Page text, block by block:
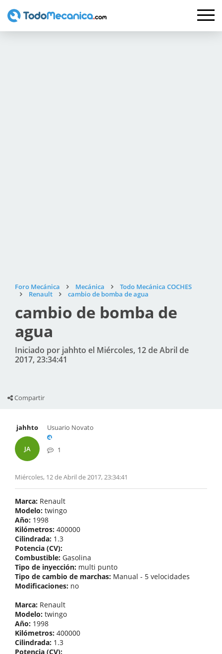
Foro Mecánica Mecánica
Todo Mecánica COCHES
Renault
cambio de bomba de agua
cambio de bomba de
agua
Iniciado por jahhto el Miércoles, 12 de Abril de
2017, 23:34:41
Compartir
jahhto
JA
Usuario Novato
1
Miércoles, 12 de Abril de 2017, 23:34:41
Marca: Renault
Modelo: twingo
Año: 1998
Kilómetros: 400000
Cilindrada: 1.3
Potencia (CV):
Combustible: Gasolina
Tipo de inyección: multi punto
Tipo de cambio de marchas: Manual - 5 velocidades
Modificaciones: no
Marca: Renault
Modelo: twingo
Año: 1998
Kilómetros: 400000
Cilindrada: 1.3
Potencia (CV):